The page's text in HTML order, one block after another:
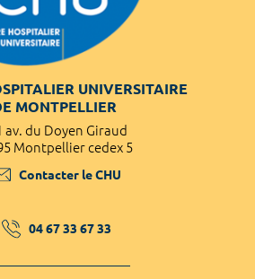
UNIVERSITAIRE
MONTPELLIER
av. du Doyen Giraud
Montpellier cedex 5
Contacter le CHU
04 67 33 67 33